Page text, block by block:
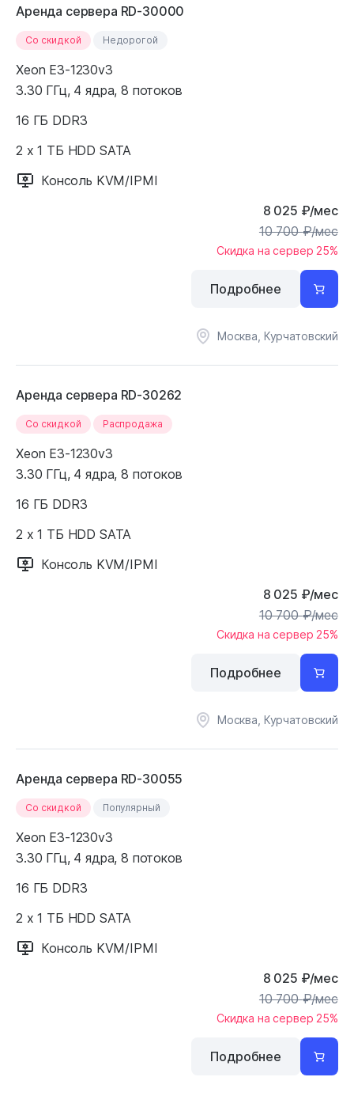
Аренда сервера RD-30000
Cо скидкой Недорогой
Xeon E3-1230v3
3.30 ГГц, 4 ядра, 8 потоков
16 ГБ DDR3
2 x 1 ТБ HDD SATA
Консоль KVM/IPMI
8 025 ₽/мес
10 700₽/мес
Скидка на сервер 25%
Москва, Курчатовский
Подробнее
Аренда сервера RD-30262
Cо скидкой Распродажа
Xeon E3-1230v3
3.30 ГГц, 4 ядра, 8 потоков
16 ГБ DDR3
2 x 1 ТБ HDD SATA
Консоль KVM/IPMI
8 025 ₽/мес
10 700₽/мес
Скидка на сервер 25%
Москва, Курчатовский
Подробнее
Аренда сервера RD-30055
Cо скидкой Популярный
Xeon E3-1230v3
3.30 ГГц, 4 ядра, 8 потоков
16 ГБ DDR3
2 x 1 ТБ HDD SATA
Консоль KVM/IPMI
8 025 ₽/мес
10 700₽/мес
Скидка на сервер 25%
Подробнее